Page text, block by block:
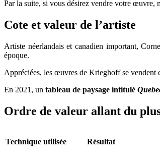
Par la suite, si vous désirez vendre votre
Cote et valeur de l’artiste
Artiste néerlandais et canadien important,
époque.
Appréciées, les œuvres de Krieghoff se vendent
En 2021, un tableau de paysage intitulé
Ordre de valeur allant du
Technique utilisée Résultat